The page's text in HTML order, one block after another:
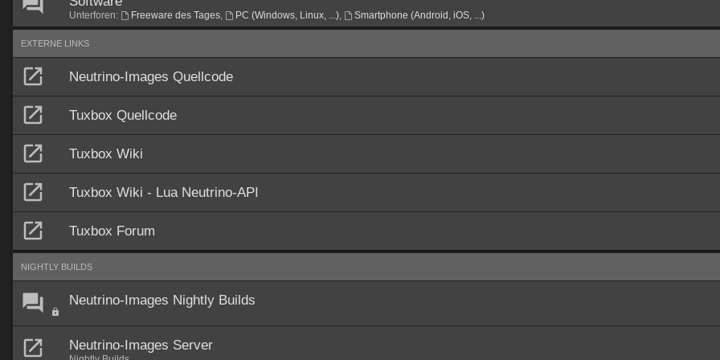
Unterforen: Freeware des Tages, PC (Windows, Linux, ...), Smartphone (Android, iOS, ...)
EXTERNE LINKS
Neutrino-Images Quellcode
Tuxbox Quellcode
Tuxbox Wiki
Tuxbox Wiki - Lua Neutrino-API
Tuxbox Forum
NIGHTLY BUILDS
Neutrino-Images Nightly Builds
Neutrino-Images Server